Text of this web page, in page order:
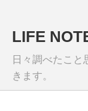
LIFE
日々調べたこ
きます。